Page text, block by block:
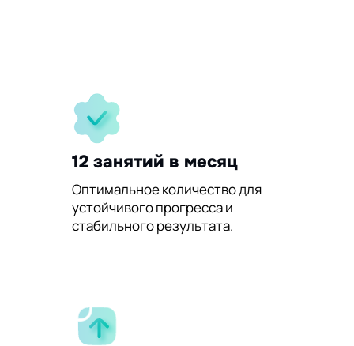
12 занятий в месяц
Оптимальное количество для
устойчивого прогресса и
стабильного результата.